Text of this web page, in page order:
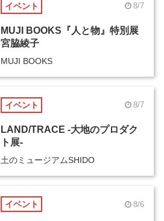
イベント 8/7
MUJI BOOKS『人と物』特別展
宮脇綾子
MUJI BOOKS
イベント 8/7
LAND/TRACE -大地のプロダク
ト展-
土のミュージアムSHIDO
イベント 8/6